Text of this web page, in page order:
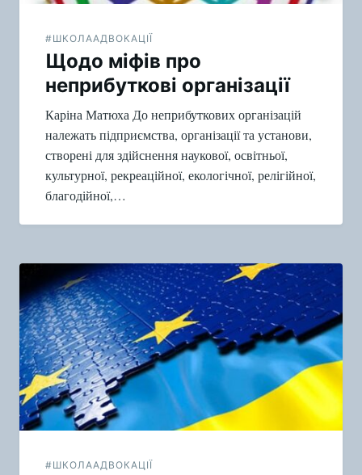
#ШКОЛААДВОКАЦІЇ
Щодо міфів про
неприбуткові організації
Каріна Матюха До неприбуткових організацій
належать підприємства, організації та установи,
створені для здійснення наукової, освітньої,
культурної, рекреаційної, екологічної, релігійної,
благодійної,…
#ШКОЛААДВОКАЦІЇ